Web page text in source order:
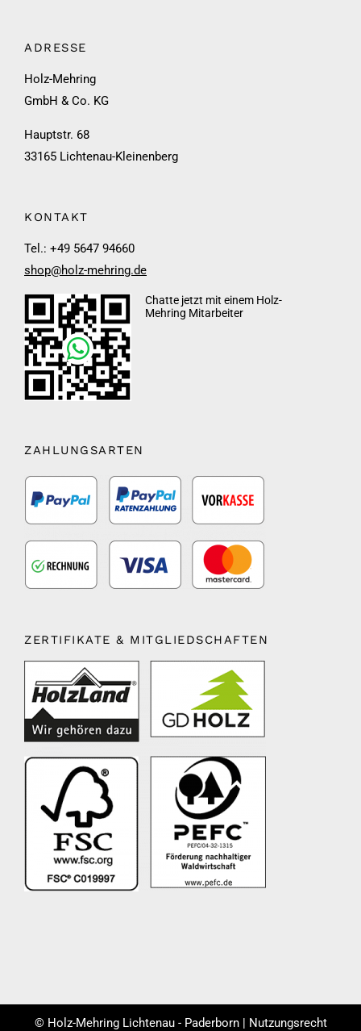
ADRESSE
Holz-Mehring
GmbH & Co. KG
Hauptstr. 68
33165 Lichtenau-Kleinenberg
KONTAKT
Tel.: +49 5647 94660
shop@holz-mehring.de
Chatte jetzt mit einem Holz-
Mehring Mitarbeiter
ZAHLUNGSARTEN
ZERTIFIKATE & MITGLIEDSCHAFTEN
© Holz-Mehring Lichtenau - Paderborn | Nutzungsrecht